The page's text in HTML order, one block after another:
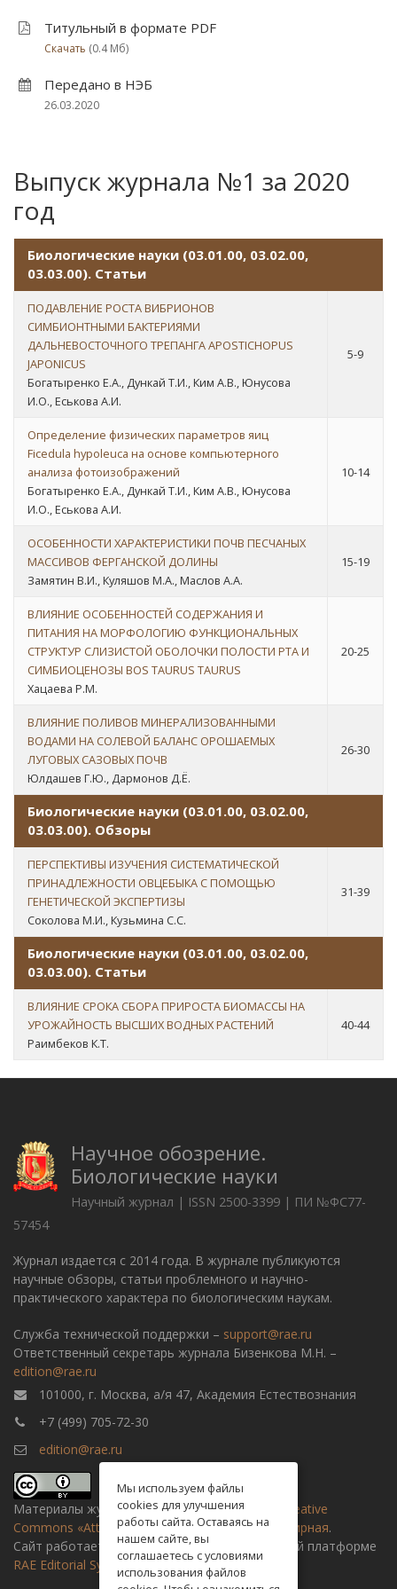
Титульный в формате PDF
Скачать (0.4 Мб)
Передано в НЭБ
26.03.2020
Выпуск журнала №1 за 2020
год
Биологические науки (03.01.00, 03.02.00,
03.03.00). Статьи
ПОДАВЛЕНИЕ РОСТА ВИБРИОНОВ
СИМБИОНТНЫМИ БАКТЕРИЯМИ
ДАЛЬНЕВОСТОЧНОГО ТРЕПАНГА APOSTICHOPUS
JAPONICUS
Богатыренко Е.А., Дункай Т.И., Ким А.В., Юнусова
И.О., Еськова А.И.
5-9
Определение физических параметров яиц
Ficedula hypoleuca на основе компьютерного
анализа фотоизображений
Богатыренко Е.А., Дункай Т.И., Ким А.В., Юнусова
И.О., Еськова А.И.
10-14
ОСОБЕННОСТИ ХАРАКТЕРИСТИКИ ПОЧВ ПЕСЧАНЫХ
МАССИВОВ ФЕРГАНСКОЙ ДОЛИНЫ
Замятин В.И., Куляшов М.А., Маслов А.A.
15-19
ВЛИЯНИЕ ОСОБЕННОСТЕЙ СОДЕРЖАНИЯ И
ПИТАНИЯ НА МОРФОЛОГИЮ ФУНКЦИОНАЛЬНЫХ
СТРУКТУР СЛИЗИСТОЙ ОБОЛОЧКИ ПОЛОСТИ РТА И
СИМБИОЦЕНОЗЫ BOS TAURUS TAURUS
Хацаева Р.М.
20-25
ВЛИЯНИЕ ПОЛИВОВ МИНЕРАЛИЗОВАННЫМИ
ВОДАМИ НА СОЛЕВОЙ БАЛАНС ОРОШАЕМЫХ
ЛУГОВЫХ САЗОВЫХ ПОЧВ
Юлдашев Г.Ю., Дармонов Д.Ё.
26-30
Биологические науки (03.01.00, 03.02.00,
03.03.00). Обзоры
ПЕРСПЕКТИВЫ ИЗУЧЕНИЯ СИСТЕМАТИЧЕСКОЙ
ПРИНАДЛЕЖНОСТИ ОВЦЕБЫКА С ПОМОЩЬЮ
ГЕНЕТИЧЕСКОЙ ЭКСПЕРТИЗЫ
Соколова М.И., Кузьмина С.С.
31-39
Биологические науки (03.01.00, 03.02.00,
03.03.00). Статьи
ВЛИЯНИЕ СРОКА СБОРА ПРИРОСТА БИОМАССЫ НА
УРОЖАЙНОСТЬ ВЫСШИХ ВОДНЫХ РАСТЕНИЙ
Раимбеков К.Т.
40-44
Научное обозрение.
Биологические науки
Научный журнал | ISSN 2500-3399 | ПИ №ФС77-
57454
Журнал издается с 2014 года. В журнале публикуются
научные обзоры, статьи проблемного и научно-
практического характера по биологическим наукам.
Служба технической поддержки – support@rae.ru
Ответственный секретарь журнала Бизенкова М.Н. –
edition@rae.ru
101000, г. Москва, а/я 47, Академия Естествознания
+7 (499) 705-72-30
edition@rae.ru
Материалы журнала доступны полицензии Creative
Commons «Attribution» («Атрибуция») 4.0 Всемирная.
Сайт работает на универсальной издательской платформе
RAE Editorial System
Мы используем файлы
cookies для улучшения
работы сайта. Оставаясь на
нашем сайте, вы
соглашаетесь с условиями
использования файлов